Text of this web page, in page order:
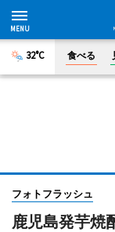
32°C 食べる
フォトフラッシュ
鹿児島発芋